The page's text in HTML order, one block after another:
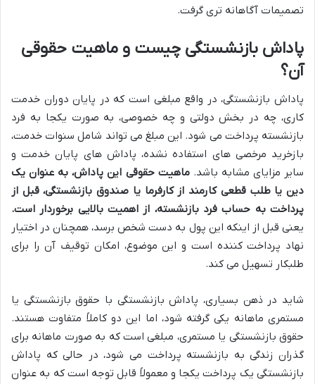
تصمیمات آگاهانه تری گرفت.
پاداش بازنشستگی چیست و ماهیت حقوقی
آن؟
پاداش بازنشستگی، در واقع مبلغی است که در پایان دوران خدمت
کاری، چه در بخش دولتی و چه خصوصی، به صورت یکجا به فرد
بازنشسته پرداخت می شود. این مبلغ می تواند شامل سنوات خدمت،
بازخرید مرخصی های استفاده نشده، پاداش های پایان خدمت و
سایر مزایای مشابه باشد.ماهیت حقوقی این پاداش، به عنوان یک
دین یا طلب قطعی کارمند از کارفرما یا صندوق بازنشستگی، قبل از
پرداخت به حساب فرد بازنشسته، از اهمیت بالایی برخوردار است.
یعنی قبل از اینکه این پول به دست شخص برسد، همچنان در اختیار
نهاد پرداخت کننده است و این موضوع، امکان توقیف آن را برای
طلبکار تسهیل می کند.
شاید در ذهن بسیاری، پاداش بازنشستگی با حقوق بازنشستگی یا
مستمری ماهانه یکی گرفته شود، اما این دو کاملاً متفاوت هستند.
حقوق بازنشستگی یا مستمری، مبلغی است که به صورت ماهانه برای
گذران زندگی به بازنشسته پرداخت می شود، در حالی که پاداش
بازنشستگی یک پرداخت یکجا و معمولاً قابل توجه است که به عنوان